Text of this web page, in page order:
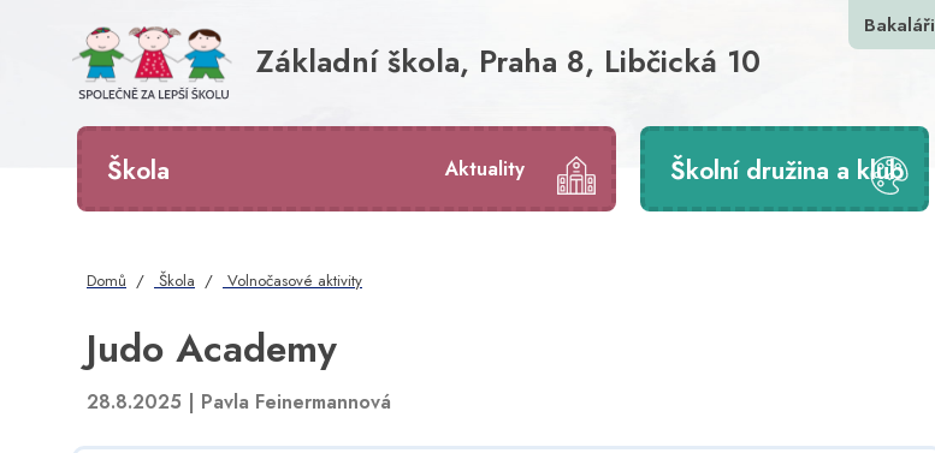
Základní škola, Praha 8, Libčická 10
Bakaláři
Aktuality
Škola Školní družina a klub
Domů Škola Volnočasové aktivity
Judo Academy
28.8.2025 | Pavla Feinermannová